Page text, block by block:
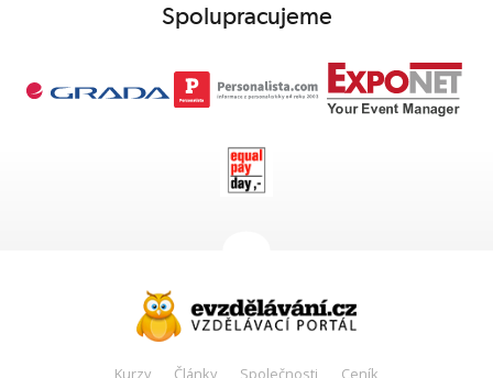
Spolupracujeme
Kurzy Články Společnosti Ceník